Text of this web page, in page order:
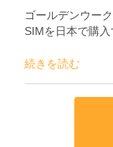
ゴールデンウー
SIMを日本で購
続きを読む